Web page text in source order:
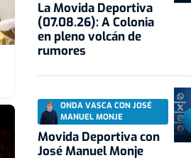
La Movida Deportiva
(07.08.26): A Colonia
en pleno volcán de
rumores
ONDA VASCA CON JOSÉ
MANUEL MONJE
Movida Deportiva con
José Manuel Monje